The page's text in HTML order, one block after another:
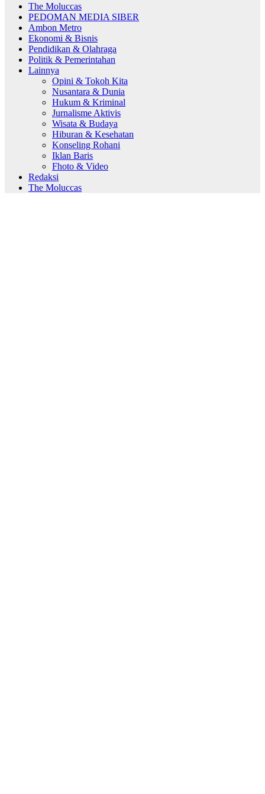
The Moluccas
PEDOMAN MEDIA SIBER
Ambon Metro
Ekonomi & Bisnis
Pendidikan & Olahraga
Politik & Pemerintahan
Lainnya
Opini & Tokoh Kita
Nusantara & Dunia
Hukum & Kriminal
Jurnalisme Aktivis
Wisata & Budaya
Hiburan & Kesehatan
Konseling Rohani
Iklan Baris
Fhoto & Video
Redaksi
The Moluccas